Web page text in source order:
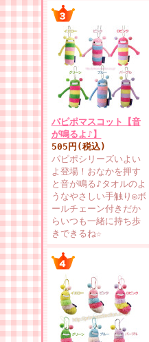
パピポマスコット【音
が鳴るよ♪】
505円(税込)
パピポシリーズいよい
よ登場！おなかを押す
と音が鳴る♪タオルのよ
うなやさしい手触り◎ボ
ールチェーン付きだか
らいつも一緒に持ち歩
きできるね☆